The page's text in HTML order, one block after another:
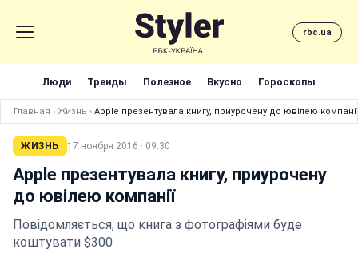
rbc.ua
Люди Тренды Полезное Вкусно Гороскопы
Главная › Жизнь › Apple презентувала книгу, приурочену до ювілею компанії
ЖИЗНЬ 17 ноября 2016 · 09:30
Apple презентувала книгу, приурочену
до ювілею компанії
Повідомляється, що книга з фотографіями буде
коштувати $300